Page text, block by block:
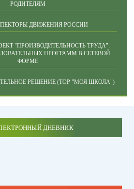
РОДИТЕЛЯМ
ДВИЖЕНИЯ РОССИИ
"ПРОИЗВОДИТЕЛЬНОСТЬ ТРУДА":
ПРОГРАММ В СЕТЕВОЙ
ФОРМЕ
РЕШЕНИЕ (ТОР "МОЯ ШКОЛА")
ДНЕВНИК